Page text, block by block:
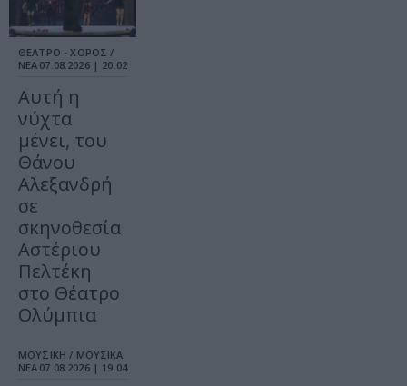
ΘΕΑΤΡΟ - ΧΟΡΟΣ /
ΝΕΑ 07.08.2026 | 20.02
Αυτή η
νύχτα
μένει, του
Θάνου
Αλεξανδρή
σε
σκηνοθεσία
Αστέριου
Πελτέκη
στο Θέατρο
Ολύμπια
ΜΟΥΣΙΚΗ / ΜΟΥΣΙΚΑ
ΝΕΑ 07.08.2026 | 19.04